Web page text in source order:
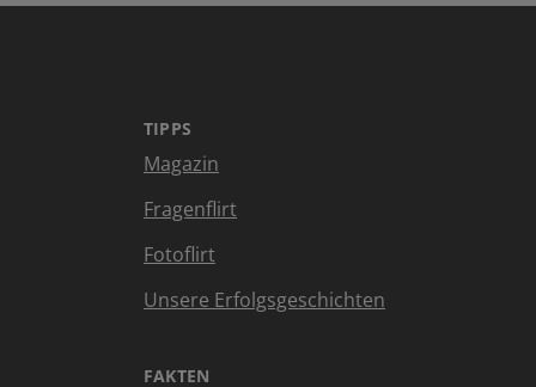
TIPPS
Magazin
Fragenflirt
Fotoflirt
Unsere Erfolgsgeschichten
FAKTEN